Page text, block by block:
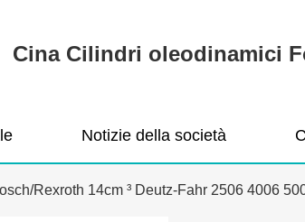
Cina Cilindri oleodinamici
Notizie della società
Rexroth 14cm ³ Deutz-Fahr 2506 4006